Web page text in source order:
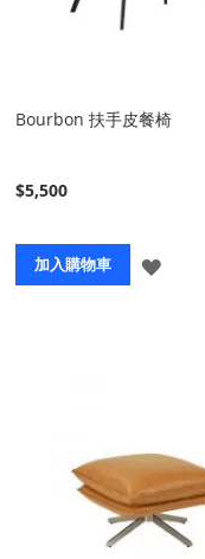
Bourbon 扶手皮餐椅
$5,500
加入購物車
登